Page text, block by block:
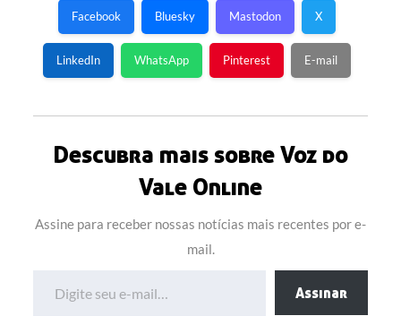
Facebook Bluesky Mastodon X
LinkedIn WhatsApp Pinterest E-mail
Descubra mais sobre Voz do
Vale Online
Assine para receber nossas notícias mais recentes por e-
mail.
Assinar